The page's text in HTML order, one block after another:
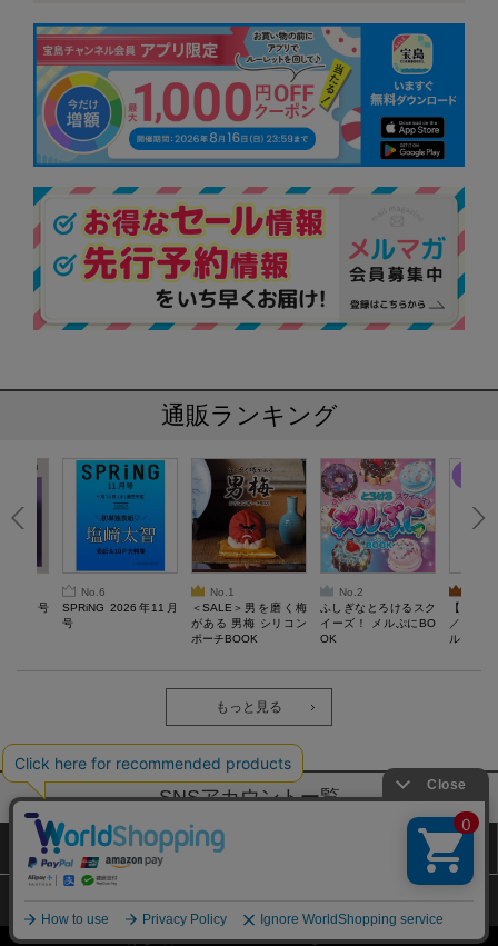
通販ランキング
10月号
No.6
SPRiNG 2026年11月
号
No.1
＜SALE＞男を磨く梅
がある 男梅 シリコン
ポーチBOOK
No.2
ふしぎなとろけるスク
イーズ！ メルぷにBO
OK
【
／Lサ
ル）【
労回復ウ
もっと見る
SNSアカウントー覧
サイトマップ
Copyright (c) TAKARAJIMASHA,Inc. All Rights Reserved.